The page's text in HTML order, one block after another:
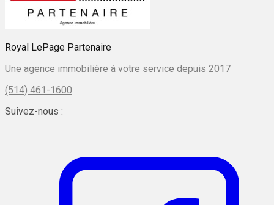
Royal LePage Partenaire
Une agence immobilière à votre service depuis 2017
(514) 461-1600
Suivez-nous :